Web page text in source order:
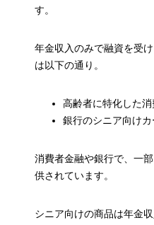
す。
年金収入のみで融資を受
は以下の通り。
高齢者に特化した消
銀行のシニア向け
消費者金融や銀行で、一
供されています。
シニア向けの商品は年金